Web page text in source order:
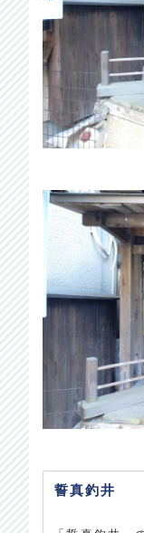
誓真釣井